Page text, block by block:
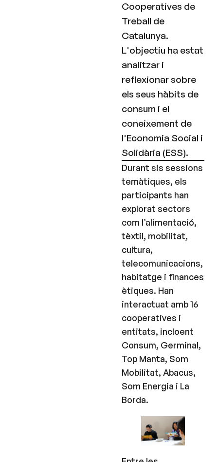
Cooperatives de
Treball de
Catalunya.
L'objectiu ha estat
analitzar i
reflexionar sobre
els seus hàbits de
consum i el
coneixement de
l'Economia Social i
Solidària (ESS).
Durant sis sessions
temàtiques, els
participants han
explorat sectors
com l’alimentació,
tèxtil, mobilitat,
cultura,
telecomunicacions,
habitatge i finances
ètiques. Han
interactuat amb 16
cooperatives i
entitats, incloent
Consum, Germinal,
Top Manta, Som
Mobilitat, Abacus,
Som Energia i La
Borda.